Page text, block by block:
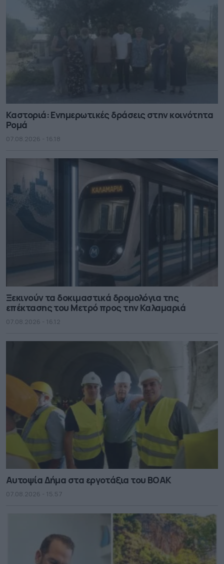
Καστοριά: Ενημερωτικές δράσεις στην κοινότητα
Ρομά
07.08.2026 - 16.18
Ξεκινούν τα δοκιμαστικά δρομολόγια της
επέκτασης του Μετρό προς την Καλαμαριά
07.08.2026 - 16.12
Αυτοψία Δήμα στα εργοτάξια του ΒΟΑΚ
07.08.2026 - 15.57